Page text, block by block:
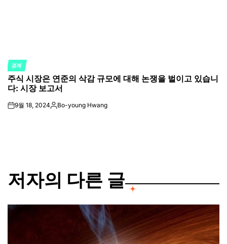
POSTED
IN
경제
주식 시장은 연준의 삭감 규모에 대해 논쟁을 벌이고 있습니
다: 시장 보고서
on9월 18, 2024Posted
Bo-young Hwang
저자의 다른 글